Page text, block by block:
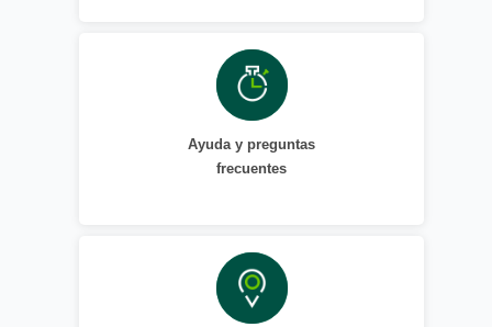
Ayuda y preguntas
frecuentes